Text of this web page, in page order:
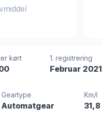
kørt 1. registrering
Februar 2021
Geartype
Automatgear
Km/l
31,8